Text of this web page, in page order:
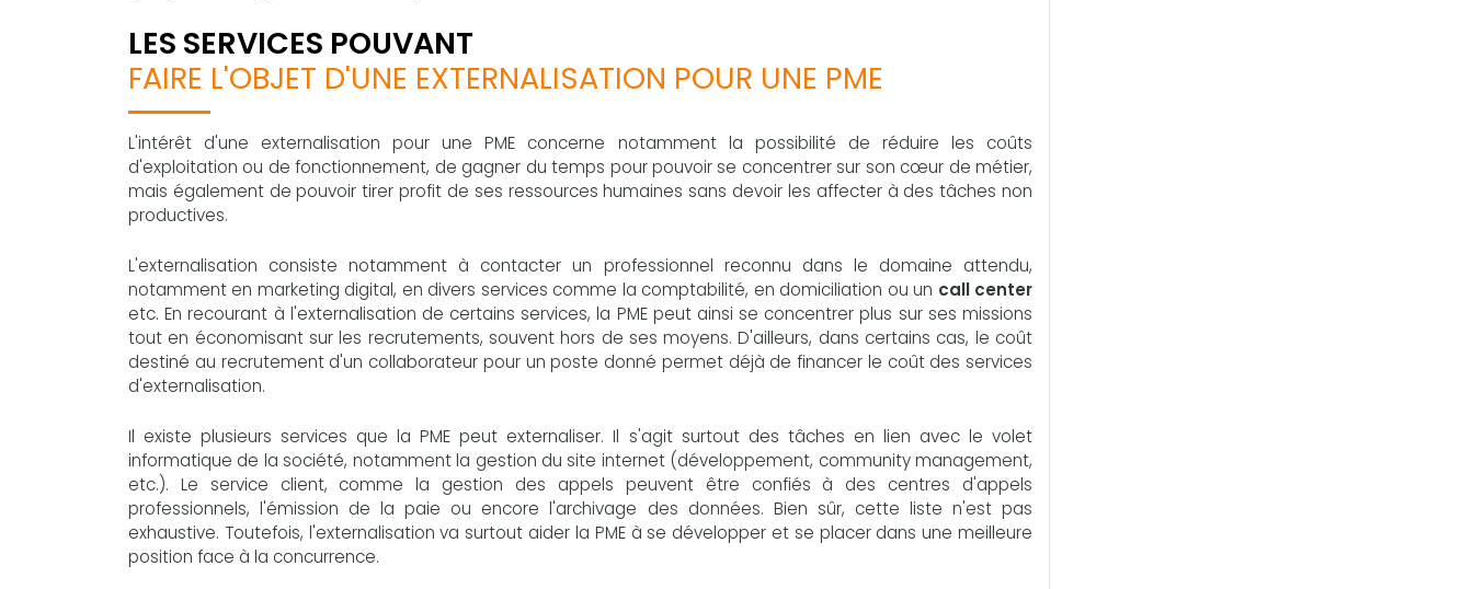
LES SERVICES POUVANT
FAIRE L'OBJET D'UNE EXTERNALISATION POUR UNE PME
L'intérêt d'une externalisation pour une PME concerne notamment la possibilité de réduire les coûts
d'exploitation ou de fonctionnement, de gagner du temps pour pouvoir se concentrer sur son cœur de métier,
mais également de pouvoir tirer profit de ses ressources humaines sans devoir les affecter à des tâches non
productives.
L'externalisation consiste notamment à contacter un professionnel reconnu dans le domaine attendu,
notamment en marketing digital, en divers services comme la comptabilité, en domiciliation ou un call center
etc. En recourant à l'externalisation de certains services, la PME peut ainsi se concentrer plus sur ses missions
tout en économisant sur les recrutements, souvent hors de ses moyens. D'ailleurs, dans certains cas, le coût
destiné au recrutement d'un collaborateur pour un poste donné permet déjà de financer le coût des services
d'externalisation.
Il existe plusieurs services que la PME peut externaliser. Il s'agit surtout des tâches en lien avec le volet
informatique de la société, notamment la gestion du site internet (développement, community management,
etc.). Le service client, comme la gestion des appels peuvent être confiés à des centres d'appels
professionnels, l'émission de la paie ou encore l'archivage des données. Bien sûr, cette liste n'est pas
exhaustive. Toutefois, l'externalisation va surtout aider la PME à se développer et se placer dans une meilleure
position face à la concurrence.